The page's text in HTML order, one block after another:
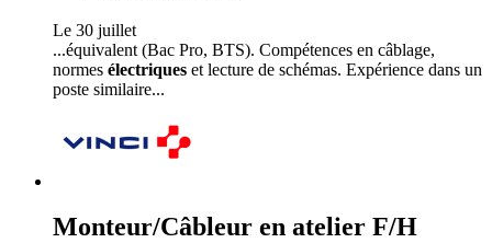
Le 30 juillet
...équivalent (Bac Pro, BTS). Compétences en câblage,
normes électriques et lecture de schémas. Expérience dans un
poste similaire...
Monteur/Câbleur en atelier F/H